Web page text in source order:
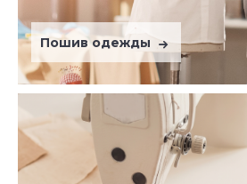
Пошив одежды